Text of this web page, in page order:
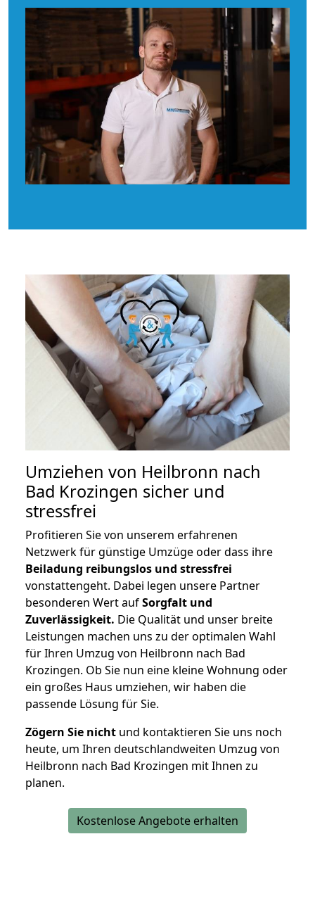
Umziehen von Heilbronn nach
Bad Krozingen sicher und
stressfrei
Profitieren Sie von unserem erfahrenen
Netzwerk für günstige Umzüge oder dass ihre
Beiladung reibungslos und stressfrei
vonstattengeht. Dabei legen unsere Partner
besonderen Wert aufSorgfalt und
Zuverlässigkeit. Die Qualität und unser breite
Leistungen machen uns zu der optimalen Wahl
für Ihren Umzug von Heilbronn nach Bad
Krozingen. Ob Sie nun eine kleine Wohnung oder
ein großes Haus umziehen, wir haben die
passende Lösung für Sie.
Zögern Sie nicht und kontaktieren Sie uns noch
heute, um Ihren deutschlandweiten Umzug von
Heilbronn nach Bad Krozingen mit Ihnen zu
planen.
Kostenlose Angebote erhalten